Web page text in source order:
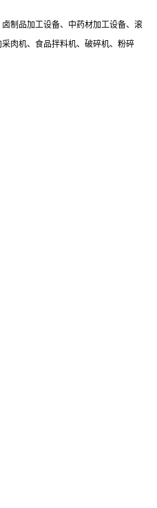
制品加工设备、中药材加工设备、滚
肉机、食品拌料机、破碎机、粉碎